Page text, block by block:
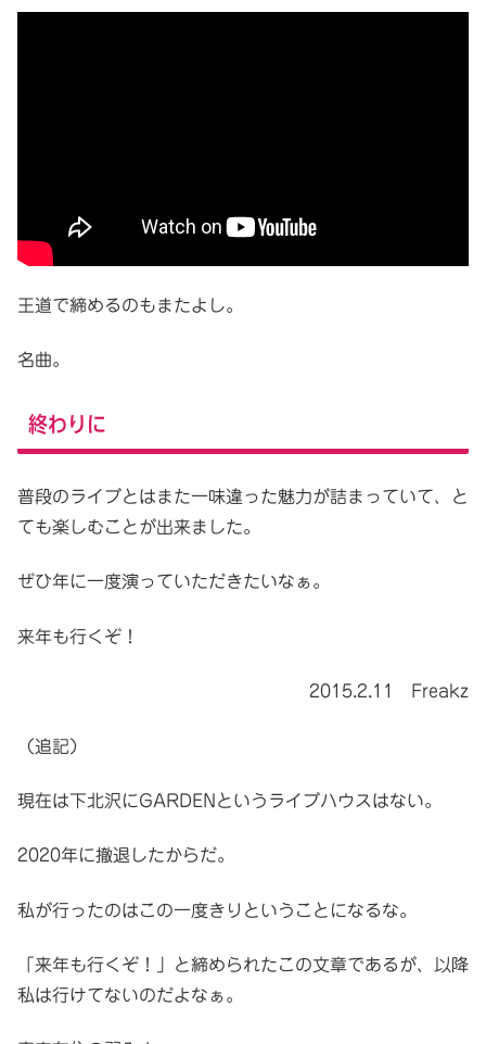
王道で締めるのもまたよし。
名曲。
終わりに
普段のライブとはまた一味違った魅力が詰まっていて、と
ても楽しむことが出来ました。
ぜひ年に一度演っていただきたいなぁ。
来年も行くぞ！
2015.2.11 Freakz
（追記）
現在は下北沢にGARDENというライブハウスはない。
2020年に撤退したからだ。
私が行ったのはこの一度きりということになるな。
「来年も行くぞ！」と締められたこの文章であるが、以降
私は行けてないのだよなぁ。